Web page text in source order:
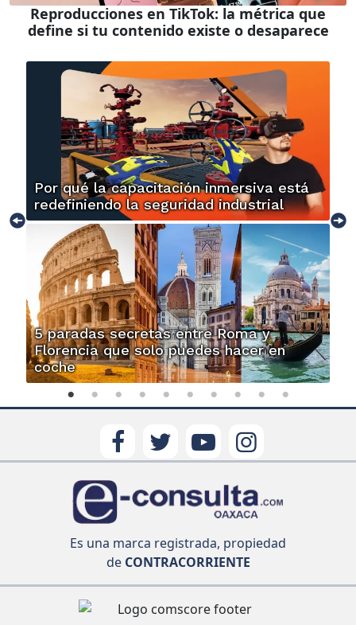
Reproducciones en TikTok: la métrica que
define si tu contenido existe o desaparece
Por qué la capacitación inmersiva está
redefiniendo la seguridad industrial
5 paradas secretas entre Roma y
Florencia que solo puedes hacer en
coche
Es una marca registrada, propiedad
deCONTRACORRIENTE